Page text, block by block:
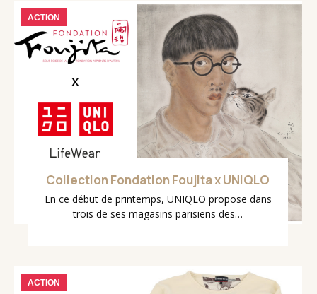
ACTION
Collection Fondation Foujita x UNIQLO
En ce début de printemps, UNIQLO propose dans
trois de ses magasins parisiens des…
ACTION